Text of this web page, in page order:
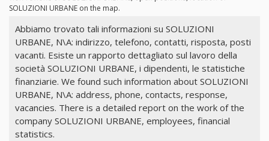
SOLUZIONI URBANE on the map.
Abbiamo trovato tali informazioni su SOLUZIONI
URBANE, N\A: indirizzo, telefono, contatti, risposta, posti
vacanti. Esiste un rapporto dettagliato sul lavoro della
società SOLUZIONI URBANE, i dipendenti, le statistiche
finanziarie. We found such information about SOLUZIONI
URBANE, N\A: address, phone, contacts, response,
vacancies. There is a detailed report on the work of the
company SOLUZIONI URBANE, employees, financial
statistics.